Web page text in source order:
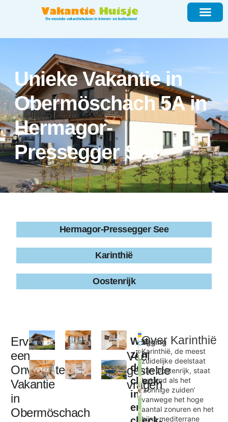
Unieke Vakantie in
Obermöschach 5A in
Hermagor-
Pressegger See
Hermagor-Pressegger See
Karinthië
Oostenrijk
Ervaar
een
Onvergetelijke
Vakantie
in
Obermöschach
Veel
gestelde
vragen
Wat
zijn
de
check-
in
en
Ligging
Obermöschach 5A
×
+
−
Leaflet
OpenStreetMap
contributors
Over Karinthië
Karinthië, de meest
zuidelijke deelstaat
van Oostenrijk, staat
bekend als het
‘zonnige zuiden’
vanwege het hoge
aantal zonuren en het
bijna mediterrane